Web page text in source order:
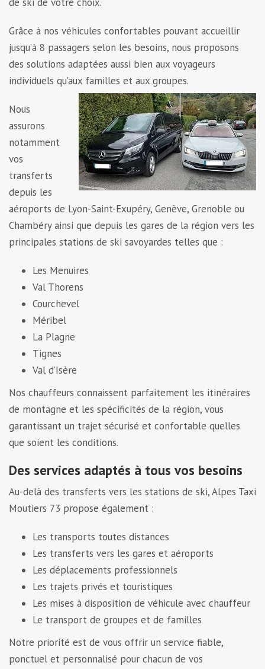
Grâce à nos véhicules confortables pouvant accueillir
jusqu’à 8 passagers selon les besoins, nous proposons
des solutions adaptées aussi bien aux voyageurs
individuels qu’aux familles et aux groupes.
Nous
assurons
notamment
vos
transferts
depuis les
aéroports de Lyon-Saint-Exupéry, Genève, Grenoble ou
Chambéry ainsi que depuis les gares de la région vers les
principales stations de ski savoyardes telles que :
Les Menuires
Val Thorens
Courchevel
Méribel
La Plagne
Tignes
Val d’Isère
Nos chauffeurs connaissent parfaitement les itinéraires
de montagne et les spécificités de la région, vous
garantissant un trajet sécurisé et confortable quelles
que soient les conditions.
Des services adaptés à tous vos besoins
Au-delà des transferts vers les stations de ski, Alpes Taxi
Moutiers 73 propose également :
Les transports toutes distances
Les transferts vers les gares et aéroports
Les déplacements professionnels
Les trajets privés et touristiques
Les mises à disposition de véhicule avec chauffeur
Le transport de groupes et de familles
Notre priorité est de vous offrir un service fiable,
ponctuel et personnalisé pour chacun de vos